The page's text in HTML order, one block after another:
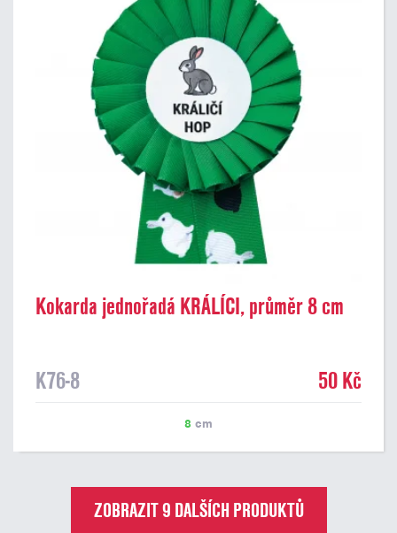
Kokarda jednořadá KRÁLÍCI, průměr 8 cm
K76-8 50 Kč
8 cm
ZOBRAZIT 9 DALŠÍCH PRODUKTŮ